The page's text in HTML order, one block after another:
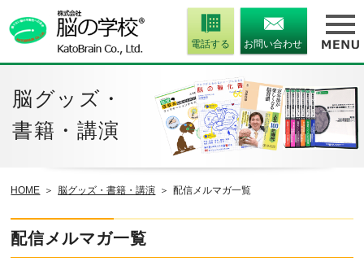
電話する お問い合わせ
脳グッズ・
書籍・講演
HOME 脳グッズ・書籍・講演 配信メルマガ一覧
配信メルマガ一覧